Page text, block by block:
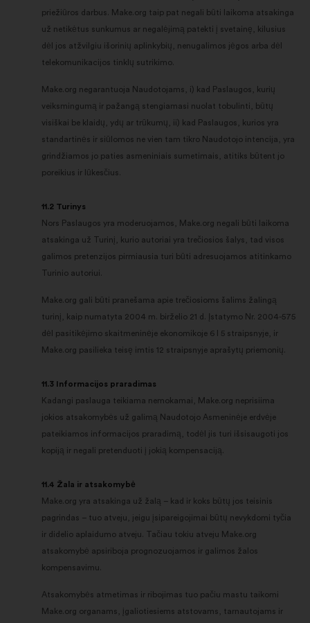
priežiūros darbus. Make.org taip pat negali būti laikoma atsakinga
už netikėtus sunkumus ar negalėjimą patekti į svetainę, kilusius
dėl jos atžvilgiu išorinių aplinkybių, nenugalimos jėgos arba dėl
telekomunikacijos tinklų sutrikimo.
Make.org negarantuoja Naudotojams, i) kad Paslaugos, kurių
veiksmingumą ir pažangą stengiamasi nuolat tobulinti, būtų
visiškai be klaidų, ydų ar trūkumų, ii) kad Paslaugos, kurios yra
standartinės ir siūlomos ne vien tam tikro Naudotojo intencija, yra
grindžiamos jo paties asmeniniais sumetimais, atitiks būtent jo
poreikius ir lūkesčius.
11.2 Turinys
Nors Paslaugos yra moderuojamos, Make.org negali būti laikoma
atsakinga už Turinį, kurio autoriai yra trečiosios šalys, tad visos
galimos pretenzijos pirmiausia turi būti adresuojamos atitinkamo
Turinio autoriui.
Make.org gali būti pranešama apie trečiosioms šalims žalingą
turinį, kaip numatyta 2004 m. birželio 21 d. Įstatymo Nr. 2004-575
dėl pasitikėjimo skaitmeninėje ekonomikoje 6 I 5 straipsnyje, ir
Make.org pasilieka teisę imtis 12 straipsnyje aprašytų priemonių.
11.3 Informacijos praradimas
Kadangi paslauga teikiama nemokamai, Make.org neprisiima
jokios atsakomybės už galimą Naudotojo Asmeninėje erdvėje
pateikiamos informacijos praradimą, todėl jis turi išsisaugoti jos
kopiją ir negali pretenduoti į jokią kompensaciją.
11.4 Žala ir atsakomybė
Make.org yra atsakinga už žalą – kad ir koks būtų jos teisinis
pagrindas – tuo atveju, jeigu įsipareigojimai būtų nevykdomi tyčia
ir didelio aplaidumo atveju. Tačiau tokiu atveju Make.org
atsakomybė apsiriboja prognozuojamos ir galimos žalos
kompensavimu.
Atsakomybės atmetimas ir ribojimas tuo pačiu mastu taikomi
Make.org organams, įgaliotiesiems atstovams, tarnautojams ir